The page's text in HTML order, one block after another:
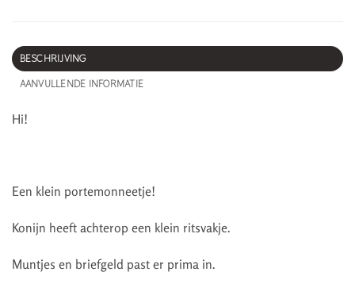
BESCHRIJVING
AANVULLENDE INFORMATIE
Hi!
Een klein portemonneetje!
Konijn heeft achterop een klein ritsvakje.
Muntjes en briefgeld past er prima in.